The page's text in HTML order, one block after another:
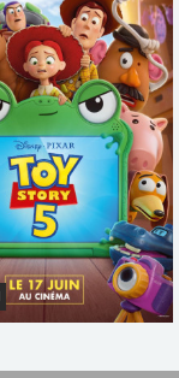
et Infos
annonce
Réservation
INT. -12ans
VF
VOST